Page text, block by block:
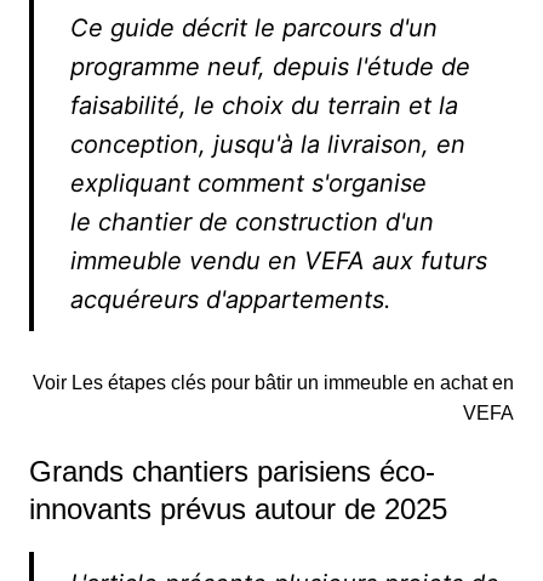
Ce guide décrit le parcours d'un
programme neuf, depuis l'étude de
faisabilité, le choix du terrain et la
conception, jusqu'à la livraison, en
expliquant comment s'organise
le chantier de construction d'un
immeuble vendu en VEFA aux futurs
acquéreurs d'appartements.
Voir Les étapes clés pour bâtir un immeuble en achat en
VEFA
Grands chantiers parisiens éco-
innovants prévus autour de 2025